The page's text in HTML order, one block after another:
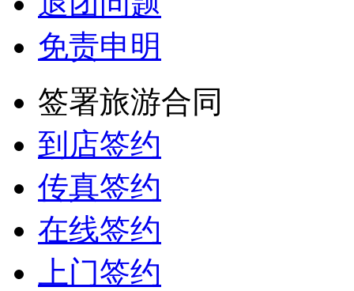
免责申明
签署旅游合同
到店签约
传真签约
在线签约
上门签约